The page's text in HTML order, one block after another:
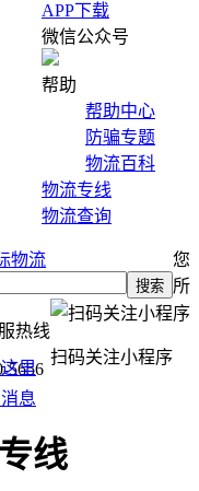
APP下载
微信公众号
帮助
帮助中心
防骗专题
物流百科
物流专线
物流查询
物流
热线
5656
扫码关注小程序
您
所
线